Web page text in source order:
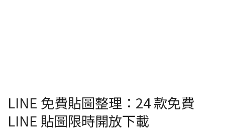
LINE 免費貼圖整理：24 款免費
LINE 貼圖限時開放下載